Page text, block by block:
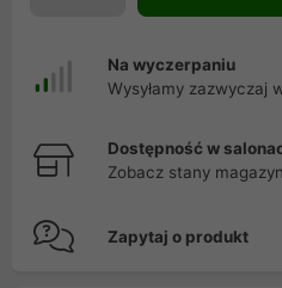
Na wyczerpaniu
Wysyłamy zazwyczaj
Dostępność w
Zobacz stany
Zapytaj o produkt